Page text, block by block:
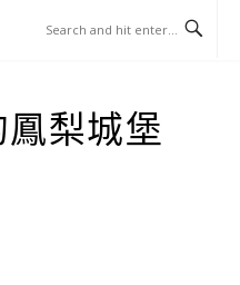
梨城堡